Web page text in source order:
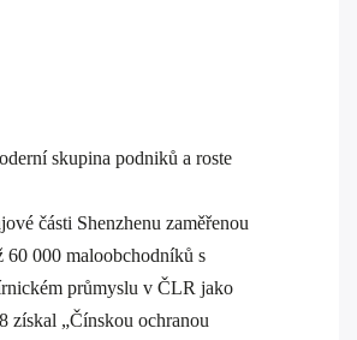
skupina podniků a roste
části Shenzhenu zaměřenou
60 000 maloobchodníků s
průmyslu v ČLR jako
získal „Čínskou ochranou